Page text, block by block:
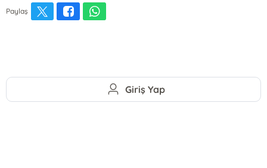
Paylaş
Giriş Yap